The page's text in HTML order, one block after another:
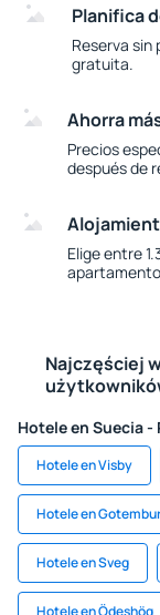
Planifica
Reserva
gratuita.
Ahorra
Precios
después de
Elige entre
Najczęściej
Hotele en Suecia
Hotele en Visby
Hotele en
Hotele en Sveg
Hotele en Ödeshög